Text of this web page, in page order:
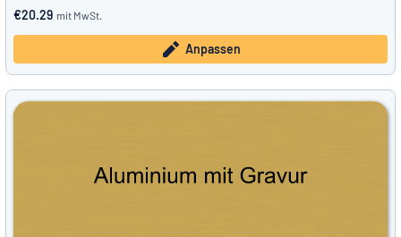
€20.29 mit MwSt.
Anpassen